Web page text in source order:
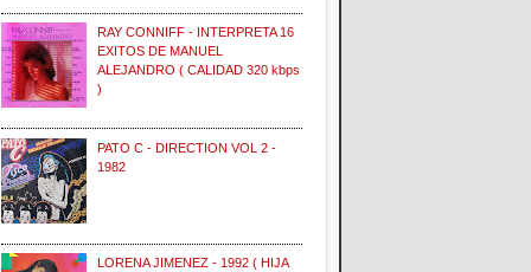
RAY CONNIFF - INTERPRETA 16
EXITOS DE MANUEL
ALEJANDRO ( CALIDAD 320 kbps
)
PATO C - DIRECTION VOL 2 -
1982
LORENA JIMENEZ - 1992 ( HIJA